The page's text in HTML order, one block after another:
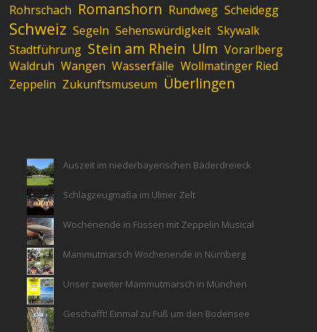
Rohrschach Romanshorn Rundweg Scheidegg
Schweiz Segeln Sehenswürdigkeit Skywalk
Stadtführung Stein am Rhein Ulm Vorarlberg
Waldruh Wangen Wasserfälle Wollmatinger Ried
Zeppelin Zukunftsmuseum Überlingen
Auszeit im niederbayerischen Bäderdreieck
Schlagzeugmafia im Ulmer Zelt
Wochenende in Füssen mit Zeppelin Musical
Mammutmarsch Wochenende in Nürnberg
Unser zweiter Mammutmarsch in München
Geschafft! Einmal zu Fuß um den Bodensee